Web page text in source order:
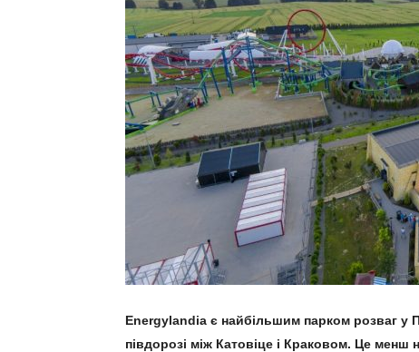
Energylandia є найбільшим парком розваг у
півдорозі між Катовіце і Краковом. Це менш